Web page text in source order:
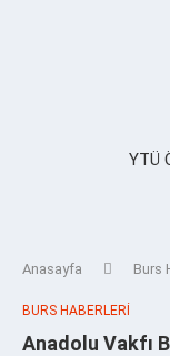
YTÜ
Anasayfa Burs
BURS HABERLERI
Anadolu Vakfı